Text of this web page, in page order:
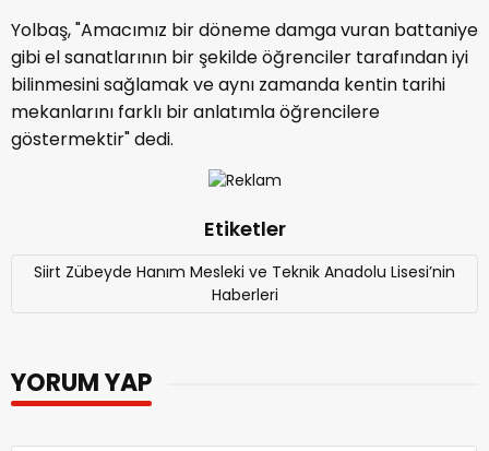
Yolbaş, "Amacımız bir döneme damga vuran battaniye
gibi el sanatlarının bir şekilde öğrenciler tarafından iyi
bilinmesini sağlamak ve aynı zamanda kentin tarihi
mekanlarını farklı bir anlatımla öğrencilere
göstermektir" dedi.
Etiketler
Siirt Zübeyde Hanım Mesleki ve Teknik Anadolu Lisesi’nin
Haberleri
YORUM YAP